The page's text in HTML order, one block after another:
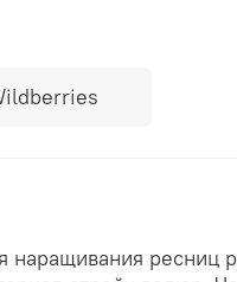
наращивания ресниц